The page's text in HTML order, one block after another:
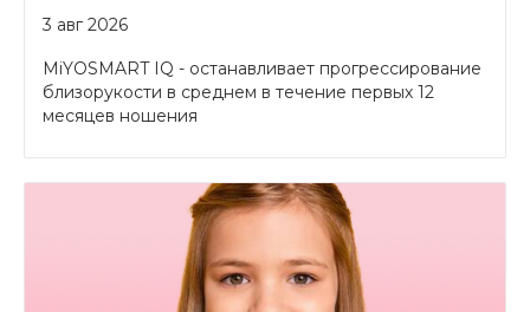
3 авг 2026
MiYOSMART IQ - останавливает прогрессирование
близорукости в среднем в течение первых 12
месяцев ношения